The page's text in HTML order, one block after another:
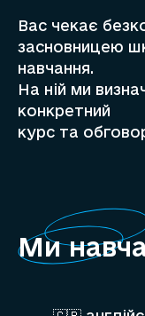
Вас чекає
засновницею
навчання.
На ній ми
конкретний
курс та
Ми